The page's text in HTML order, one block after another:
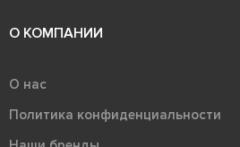
О КОМПАНИИ
О нас
Политика конфиденциальности